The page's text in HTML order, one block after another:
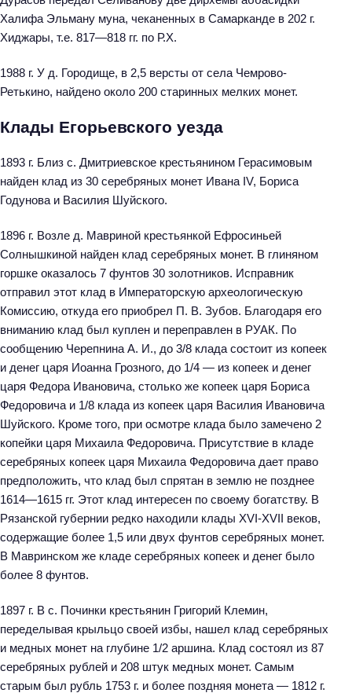
Халифа Эльману муна, чеканенных в Самарканде в 202 г.
Хиджары, т.е. 817—818 гг. по Р.Х.
1988 г. У д. Городище, в 2,5 версты от села Чемрово-
Ретькино, найдено около 200 старинных мелких монет.
Клады Егорьевского уезда
1893 г. Близ с. Дмитриевское крестьянином Герасимовым
найден клад из 30 серебряных монет Ивана IV, Бориса
Годунова и Василия Шуйского.
1896 г. Возле д. Мавриной крестьянкой Ефросиньей
Солнышкиной найден клад серебряных монет. В глиняном
горшке оказалось 7 фунтов 30 золотников. Исправник
отправил этот клад в Императорскую археологическую
Комиссию, откуда его приобрел П. В. Зубов. Благодаря его
вниманию клад был куплен и переправлен в РУАК. По
сообщению Черепнина А. И., до 3/8 клада состоит из копеек
и денег царя Иоанна Грозного, до 1/4 — из копеек и денег
царя Федора Ивановича, столько же копеек царя Бориса
Федоровича и 1/8 клада из копеек царя Василия Ивановича
Шуйского. Кроме того, при осмотре клада было замечено 2
копейки царя Михаила Федоровича. Присутствие в кладе
серебряных копеек царя Михаила Федоровича дает право
предположить, что клад был спрятан в землю не позднее
1614—1615 гг. Этот клад интересен по своему богатству. В
Рязанской губернии редко находили клады XVI-XVII веков,
содержащие более 1,5 или двух фунтов серебряных монет.
В Мавринском же кладе серебряных копеек и денег было
более 8 фунтов.
1897 г. В с. Починки крестьянин Григорий Клемин,
переделывая крыльцо своей избы, нашел клад серебряных
и медных монет на глубине 1/2 аршина. Клад состоял из 87
серебряных рублей и 208 штук медных монет. Самым
старым был рубль 1753 г. и более поздняя монета — 1812 г.